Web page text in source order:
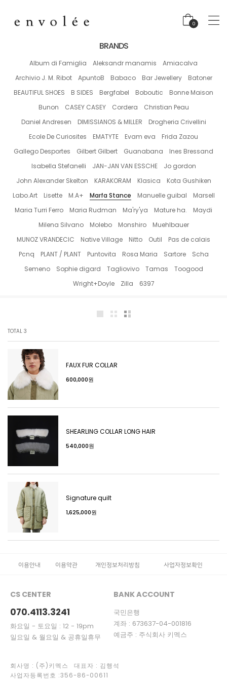
0
BRANDS
Album di Famiglia Aleksandr manamis
Amiacalva
Archivio J. M. Ribot
ApuntoB Babaco Bar Jewellery
Batoner
BEAUTIFUL SHOES
B SIDES Bergfabel Boboutic
Bonne Maison
Bunon
CASEY CASEY Cordera
Christian Peau
Daniel Andresen
DIMISSIANOS & MILLER
Drogheria Crivellini
Ecole De Curiosites
EMATYTE Evam eva
Frida Zazou
Gallego Desportes
Gilbert Gilbert Guanabana
Ines Bressand
Isabella Stefanelli
JAN-JAN VAN ESSCHE
Jo gordon
John Alexander Skelton
KARAKORAM Klasica
Kota Gushiken
Labo.Art
Lisette M.A+ Marfa Stance Manuelle guibal
Marsell
Maria Turri Ferro
Maria Rudman Ma'ry'ya Mature ha.
Maydi
Milena Silvano
Molebo Monshiro
Muehlbauer
MUNOZ VRANDECIC
Native Village Nitto Outil
Pas de calais
Pcnq
PLANT / PLANT Puntovita Rosa Maria Sartore
Scha
Semeno
Sophie digard Tagliovivo Tamas
Toogood
Wright+Doyle
Zilla 6397
TOTAL 3
FAUX FUR COLLAR
600,000원
SHEARLING COLLAR LONG HAIR
540,000원
Signature quilt
1,625,000원
이용안내 이용약관 개인정보처리방침 사업자정보확인
CS CENTER
070.4113.3241
화요일 - 토요일 : 12 - 19pm
일요일 & 월요일 & 공휴일휴무
BANK ACCOUNT
국민은행
계좌 : 673637-04-001816
예금주 : 주식회사 키멕스
회사명 : (주)키멕스 대표자 : 김행석
사업자등록번호 :356-86-00611